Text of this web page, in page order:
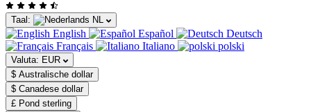
Taal: NL
English Español
Deutsch
Français
Italiano polski
Valuta: EUR
$ Australische dollar
$ Canadese dollar
£ Pond sterling